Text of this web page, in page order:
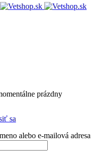
prázdny
sa
alebo e-mailová adresa